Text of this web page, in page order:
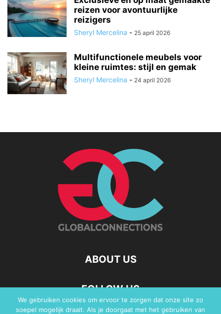
reizen voor avontuurlijke
reizigers
Sheryl Mercelina - 25 april 2026
Multifunctionele meubels voor
kleine ruimtes: stijl en gemak
Sheryl Mercelina - 24 april 2026
ABOUT US
FOLLOW US
We gebruiken cookies om ervoor te zorgen dat onze site zo
soepel mogelijk draait. Als je doorgaat met het gebruiken van